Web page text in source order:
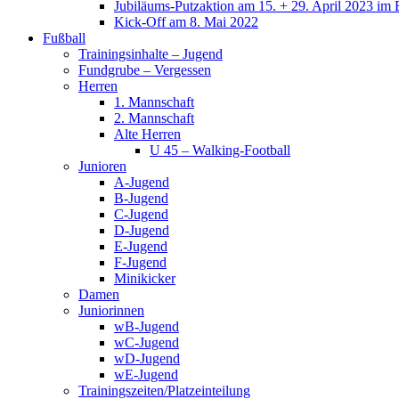
Jubiläums-Putzaktion am 15. + 29. April 2023 im
Kick-Off am 8. Mai 2022
Fußball
Trainingsinhalte – Jugend
Fundgrube – Vergessen
Herren
1. Mannschaft
2. Mannschaft
Alte Herren
U 45 – Walking-Football
Junioren
A-Jugend
B-Jugend
C-Jugend
D-Jugend
E-Jugend
F-Jugend
Minikicker
Damen
Juniorinnen
wB-Jugend
wC-Jugend
wD-Jugend
wE-Jugend
Trainingszeiten/Platzeinteilung